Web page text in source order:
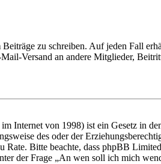
zu schreiben. Auf jeden Fall
Versand an andere Mitglieder,
Internet von 1998) ist ein Gesetz in
des oder der
Bitte beachte, dass phpBB
der Frage „An wen soll ich mich